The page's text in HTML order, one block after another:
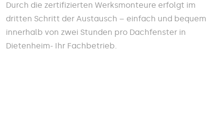
Durch die zertifizierten Werksmonteure erfolgt im
dritten Schritt der Austausch – einfach und bequem
innerhalb von zwei Stunden pro Dachfenster in
Dietenheim- Ihr Fachbetrieb.